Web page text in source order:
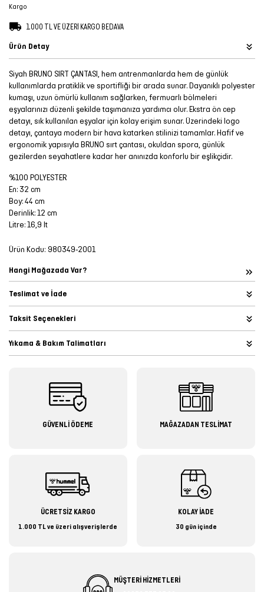
ÜRÜNLER
Kargo
1.000 TL VE ÜZERİ KARGO BEDAVA
Ürün Detay
Siyah BRUNO SIRT ÇANTASI, hem antrenmanlarda hem de günlük
kullanımlarda pratiklik ve sportifliği bir arada sunar. Dayanıklı polyester
kumaşı, uzun ömürlü kullanım sağlarken, fermuarlı bölmeleri
eşyalarınızı düzenli şekilde taşımanıza yardımcı olur. Ekstra ön cep
detayı, sık kullanılan eşyalar için kolay erişim sunar. Üzerindeki logo
detayı, çantaya modern bir hava katarken stilinizi tamamlar. Hafif ve
ergonomik yapısıyla BRUNO sırt çantası, okuldan spora, günlük
gezilerden seyahatlere kadar her anınızda konforlu bir eşlikçidir.
%100 POLYESTER
En: 32 cm
Boy: 44 cm
Derinlik: 12 cm
Litre: 16,9 lt
Ürün Kodu: 980349-2001
Hangi Mağazada Var?
Teslimat ve İade
Taksit Seçenekleri
Yıkama & Bakım Talimatları
GÜVENLİ ÖDEME MAĞAZADAN TESLİMAT
ÜCRETSİZ KARGO
1.000 TL ve üzeri alışverişlerde
KOLAY İADE
30 gün içinde
MÜŞTERİ HİZMETLERİ